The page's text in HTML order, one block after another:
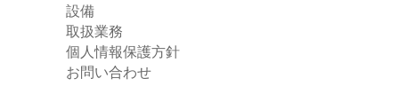
設備
取扱業務
個人情報保護方針
お問い合わせ